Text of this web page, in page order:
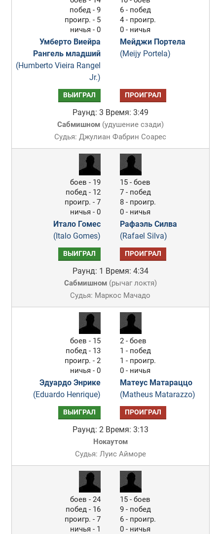
побед - 9
проигр. - 5
ничья - 0
Умберто Виейра
Рангель младший
(Humberto Vieira Rangel
Jr.)
6 - побед
4 - проигр.
0 - ничья
Мейджи Портела
(Meijy Portela)
ВЫИГРАЛ ПРОИГРАЛ
Раунд: 3 Время: 3:49
Сабмишном(удушение сзади)
Судья: Джулиан Фабрин Соарес
боев - 19
побед - 12
проигр. - 7
ничья - 0
Итало Гомес
(Italo Gomes)
15 - боев
7 - побед
8 - проигр.
0 - ничья
Рафаэль Силва
(Rafael Silva)
ВЫИГРАЛ ПРОИГРАЛ
Раунд: 1 Время: 4:34
Сабмишном(рычаг локтя)
Судья: Маркос Мачадо
боев - 15
побед - 13
проигр. - 2
ничья - 0
Эдуардо Энрике
(Eduardo Henrique)
2 - боев
1 - побед
1 - проигр.
0 - ничья
Матеус Матараццо
(Matheus Matarazzo)
ВЫИГРАЛ ПРОИГРАЛ
Раунд: 2 Время: 3:13
Нокаутом
Судья: Луис Айморе
боев - 24
побед - 16
проигр. - 7
ничья - 1
15 - боев
9 - побед
6 - проигр.
0 - ничья